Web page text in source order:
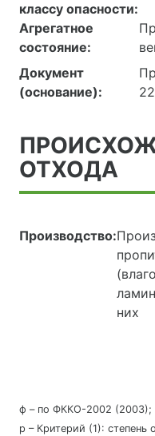
классу опасности:
Агрегатное
состояние:
Документ
(основание):
ОТХОДА
Производство:
них
ф – по ФККО-2002 (2003);
р – Критерий (1):